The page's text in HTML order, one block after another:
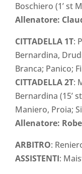
Boschiero (1’ st
Allenatore:
CITTADELLA 1T:
Bernardina,
Branca; Panico;
CITTADELLA 2T:
Bernardina (15’
Maniero, Proia;
Allenatore:
ARBITRO:
ASSISTENTI: